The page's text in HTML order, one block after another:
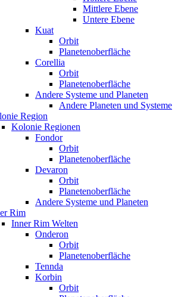
Mittlere Ebene
Untere Ebene
Kuat
Orbit
Planetenoberfläche
Corellia
Orbit
Planetenoberfläche
Andere Systeme und Planeten
Andere Planeten und Systeme
Region
Kolonie Regionen
Fondor
Orbit
Planetenoberfläche
Devaron
Orbit
Planetenoberfläche
Andere Systeme und Planeten
Rim
Inner Rim Welten
Onderon
Orbit
Planetenoberfläche
Tennda
Korbin
Orbit